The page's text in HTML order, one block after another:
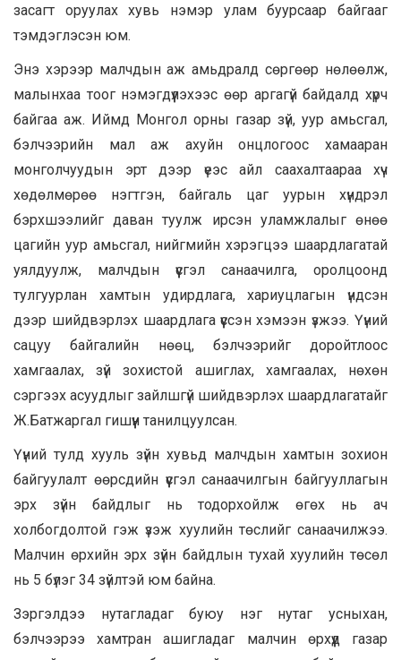
засагт оруулах хувь нэмэр улам буурсаар байгааг
тэмдэглэсэн юм.
Энэ хэрээр малчдын аж амьдралд сөргөөр нөлөөлж,
малынхаа тоог нэмэгдүүлэхээс өөр аргагүй байдалд хүрч
байгаа аж. Иймд Монгол орны газар зүй, уур амьсгал,
бэлчээрийн мал аж ахуйн онцлогоос хамааран
монголчуудын эрт дээр үеэс айл саахалтаараа хүч
хөдөлмөрөө нэгтгэн, байгаль цаг уурын хүндрэл
бэрхшээлийг даван туулж ирсэн уламжлалыг өнөө
цагийн уур амьсгал, нийгмийн хэрэгцээ шаардлагатай
уялдуулж, малчдын үүсгэл санаачилга, оролцоонд
тулгуурлан хамтын удирдлага, хариуцлагын үндсэн
дээр шийдвэрлэх шаардлага үүссэн хэмээн үзжээ. Үүний
сацуу байгалийн нөөц, бэлчээрийг доройтлоос
хамгаалах, зүй зохистой ашиглах, хамгаалах, нөхөн
сэргээх асуудлыг зайлшгүй шийдвэрлэх шаардлагатайг
Ж.Батжаргал гишүүн танилцуулсан.
Үүний тулд хууль зүйн хувьд малчдын хамтын зохион
байгуулалт өөрсдийн үүсгэл санаачилгын байгууллагын
эрх зүйн байдлыг нь тодорхойлж өгөх нь ач
холбогдолтой гэж үзэж хуулийн төслийг санаачилжээ.
Малчин өрхийн эрх зүйн байдлын тухай хуулийн төсөл
нь 5 бүлэг 34 зүйлтэй юм байна.
Зэргэлдээ нутагладаг буюу нэг нутаг усныхан,
бэлчээрээ хамтран ашигладаг малчин өрхүүд газар